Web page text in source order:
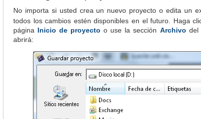
No importa si usted crea un nuevo proyecto o edita un
todos los cambios estén disponibles en el futuro. Haga
página Inicio de proyecto o use la sección Archivo del
abrirá: